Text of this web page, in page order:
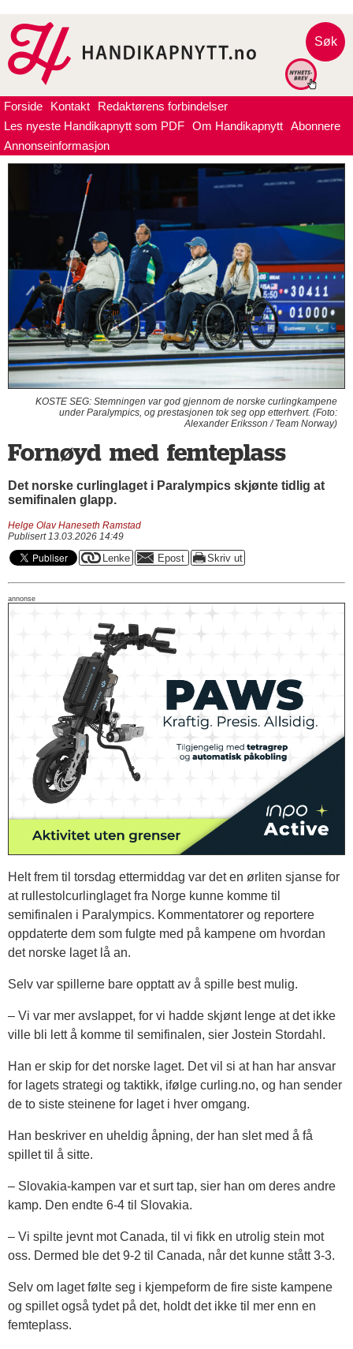
Søk
Forside Kontakt
Redaktørens forbindelser
Les nyeste Handikapnytt som PDF Om Handikapnytt Abonnere
Annonseinformasjon
KOSTE SEG: Stemningen var god gjennom de norske curlingkampene
under Paralympics, og prestasjonen tok seg opp etterhvert. (Foto:
Alexander Eriksson / Team Norway)
Fornøyd med femteplass
Det norske curlinglaget i Paralympics skjønte tidlig at
semifinalen glapp.
Helge Olav Haneseth Ramstad
Publisert 13.03.2026 14:49
annonse
Helt frem til torsdag ettermiddag var det en ørliten sjanse for
at rullestolcurlinglaget fra Norge kunne komme til
semifinalen i Paralympics. Kommentatorer og reportere
oppdaterte dem som fulgte med på kampene om hvordan
det norske laget lå an.
Selv var spillerne bare opptatt av å spille best mulig.
– Vi var mer avslappet, for vi hadde skjønt lenge at det ikke
ville bli lett å komme til semifinalen, sier Jostein Stordahl.
Han er skip for det norske laget. Det vil si at han har ansvar
for lagets strategi og taktikk, ifølge curling.no, og han sender
de to siste steinene for laget i hver omgang.
Han beskriver en uheldig åpning, der han slet med å få
spillet til å sitte.
– Slovakia-kampen var et surt tap, sier han om deres andre
kamp. Den endte 6-4 til Slovakia.
– Vi spilte jevnt mot Canada, til vi fikk en utrolig stein mot
oss. Dermed ble det 9-2 til Canada, når det kunne stått 3-3.
Selv om laget følte seg i kjempeform de fire siste kampene
og spillet også tydet på det, holdt det ikke til mer enn en
femteplass.